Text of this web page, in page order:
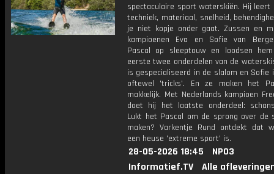
spectaculaire sport waterskiën. Hij leert
techniek, materiaal, snelheid,
je niet kopje onder gaat. Zussen en
kampioenen Eva en Sofie van
Pascal op sleeptouw en loodsen
eerste twee onderdelen van de
is gespecialiseerd in de slalom en Sofie
oftewel 'tricks'. En ze maken het
makkelijk. Met Nederlands kampioen
doet hij het laatste onderdeel:
Lukt het Pascal om de sprong over de
maken? Varkentje Rund ontdekt dat
een heuse 'extreme sport' is.
28-05-2026 18:45
NPO3
Informatief.TV
Alle